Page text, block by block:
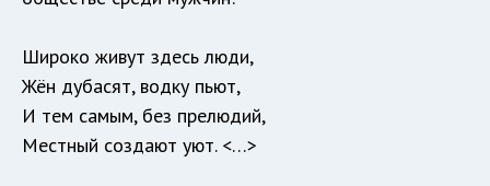
Широко живут здесь люди,
Жён дубасят, водку пьют,
И тем самым, без прелюдий,
Местный создают уют. <…>